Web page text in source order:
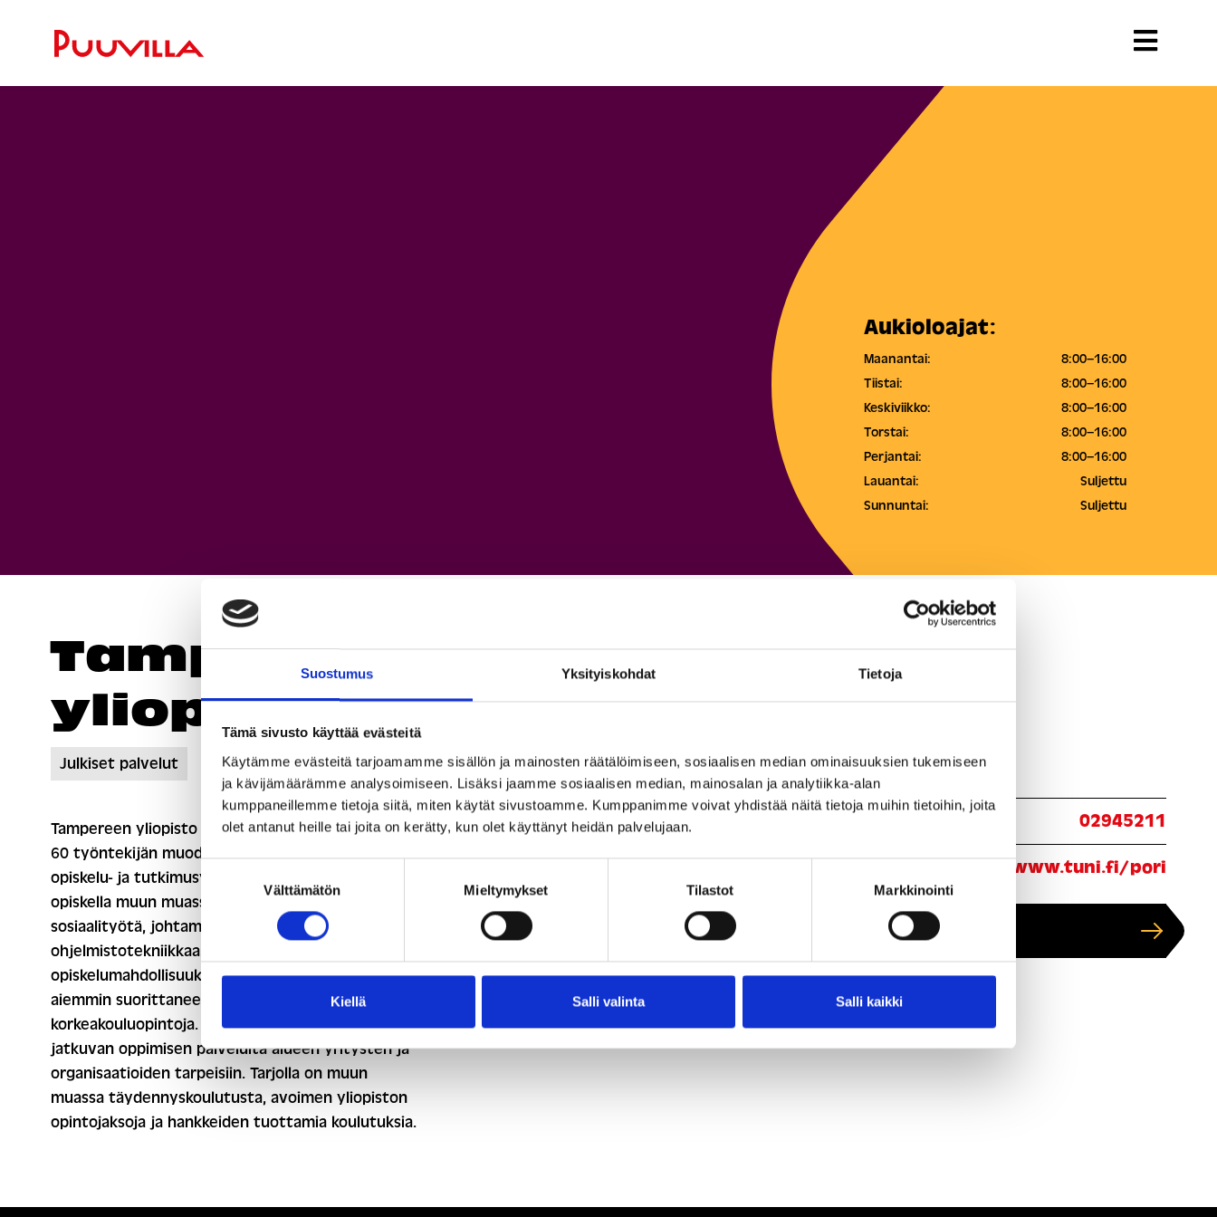
Suostumus Yksityiskohdat Tietoja
Tämä sivusto käyttää evästeitä
Käytämme evästeitä tarjoamamme sisällön ja mainosten räätälöimiseen, sosiaalisen median ominaisuuksien tukemiseen
ja kävijämäärämme analysoimiseen. Lisäksi jaamme sosiaalisen median, mainosalan ja analytiikka-alan
kumppaneillemme tietoja siitä, miten käytät sivustoamme. Kumppanimme voivat yhdistää näitä tietoja muihin tietoihin, joita
olet antanut heille tai joita on kerätty, kun olet käyttänyt heidän palvelujaan.
Välttämätön Mieltymykset Tilastot Markkinointi
Kiellä Salli valinta Salli kaikki
Aukioloajat:
Maanantai:
8:00–16:00
Tiistai:
8:00–16:00
Keskiviikko:
8:00–16:00
Torstai:
8:00–16:00
Perjantai:
8:00–16:00
Lauantai:
Suljettu
Sunnuntai:
Suljettu
Tampereen
yliopisto
Julkiset palvelut
Tampereen yliopisto Pori on noin 500 opiskelijan ja
60 työntekijän muodostama monitieteinen
opiskelu- ja tutkimusympäristö. Porissa voit
opiskella muun muassa yhteiskuntatieteitä,
sosiaalityötä, johtamista, tietotekniikkaa sekä
ohjelmistotekniikkaa. Tarjoamme joustavia
opiskelumahdollisuuksia opiskelijoille, jotka ovat
aiemmin suorittaneet soveltuvia
korkeakouluopintoja. Tarjoamme myös monipuolisia
jatkuvan oppimisen palveluita alueen yritysten ja
organisaatioiden tarpeisiin. Tarjolla on muun
muassa täydennyskoulutusta, avoimen yliopiston
opintojaksoja ja hankkeiden tuottamia koulutuksia.
02945211
https://www.tuni.fi/pori
Näytä kartalla